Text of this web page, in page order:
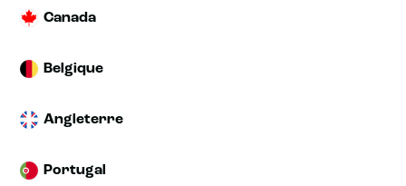
Canada
Belgique
Angleterre
Portugal